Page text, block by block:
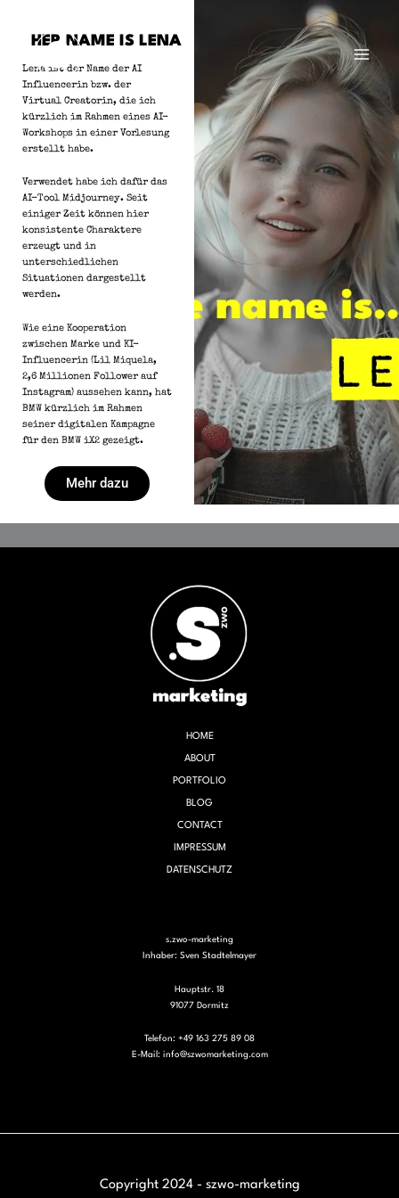
Inhalt
HER NAME IS LENA
Lena ist der Name der AI
Influencerin bzw. der
Virtual Creatorin, die ich
kürzlich im Rahmen eines AI-
Workshops in einer Vorlesung
erstellt habe.
Verwendet habe ich dafür das
AI-Tool Midjourney. Seit
einiger Zeit können hier
konsistente Charaktere
erzeugt und in
unterschiedlichen
Situationen dargestellt
werden.
Wie eine Kooperation
zwischen Marke und KI-
Influencerin (Lil Miquela,
2,6 Millionen Follower auf
Instagram) aussehen kann, hat
BMW kürzlich im Rahmen
seiner digitalen Kampagne
für den BMW iX2 gezeigt.
Mehr dazu
HOME
ABOUT
PORTFOLIO
BLOG
CONTACT
IMPRESSUM
DATENSCHUTZ
s.zwo-marketing
Inhaber: Sven Stadtelmayer
Hauptstr. 18
91077 Dormitz
Telefon: +49 163 275 89 08
E-Mail: info@szwomarketing.com
Copyright 2024 - szwo-marketing